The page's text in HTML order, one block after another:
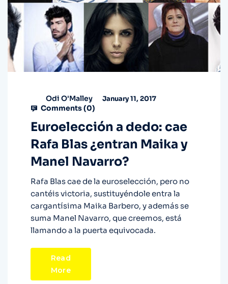
Odi O'Malley January 11, 2017
Comments (0)
Euroelección a dedo: cae
Rafa Blas ¿entran Maika y
Manel Navarro?
Rafa Blas cae de la euroselección, pero no
cantéis victoria, sustituyéndole entra la
cargantísima Maika Barbero, y además se
suma Manel Navarro, que creemos, está
llamando a la puerta equivocada.
Read
More